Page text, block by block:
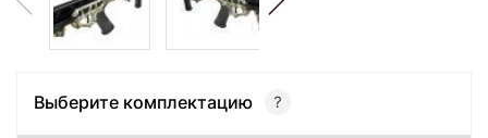
Выберите комплектацию